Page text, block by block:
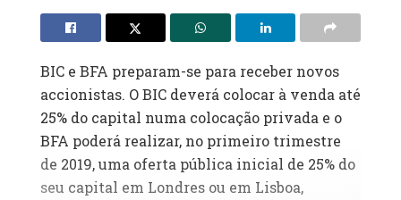
BIC e BFA preparam-se para receber novos
accionistas. O BIC deverá colocar à venda até
25% do capital numa colocação privada e o
BFA poderá realizar, no primeiro trimestre
de 2019, uma oferta pública inicial de 25% do
seu capital em Londres ou em Lisboa,